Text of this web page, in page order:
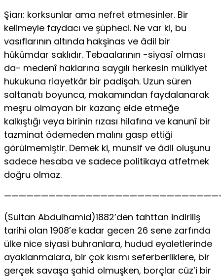
Şiarı: korksunlar ama nefret etmesinler. Bir
kelimeyle faydacı ve şüpheci. Ne var ki, bu
vasıflarının altında hakşinas ve âdil bir
hükümdar saklıdır. Tebaalarının -siyasî olması
da- medenî haklarına saygılı herkesin mülkiyet
hukukuna riayetkâr bir padişah. Uzun süren
saltanatı boyunca, makamından faydalanarak
meşru olmayan bir kazanç elde etmeğe
kalkıştığı veya birinin rızası hilafına ve kanunî bir
tazminat ödemeden malını gasp ettiği
görülmemiştir. Demek ki, munsif ve âdil oluşunu
sadece hesaba ve sadece politikaya atfetmek
doğru olmaz.
(Sultan Abdulhamid)1882’den tahttan indiriliş
tarihi olan 1908’e kadar gecen 26 sene zarfında
ülke nice siyasi buhranlara, hudud eyaletlerinde
ayaklanmalara, bir çok kısmı seferberliklere, bir
gerçek savaşa şahid olmuşken, borçlar cüz’i bir